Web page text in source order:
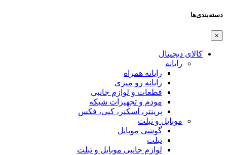
دسته‌بندی‌ها
×
کالای دیجیتال
رایانه
رایانه همراه
رایانه رو میزی
قطعات و لوازم جانبی
مودم و تجهیزات شبکه
پرینتر، اسکنر، کپی، فکس
موبایل و تبلت
گوشی موبایل
تبلت
لوازم جانبی موبایل و تبلت